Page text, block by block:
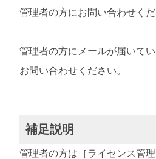
管理者の方にお問い合わせくだ
管理者の方にメールが届いて
お問い合わせください。
補足説明
管理者の方は［ライセンス管